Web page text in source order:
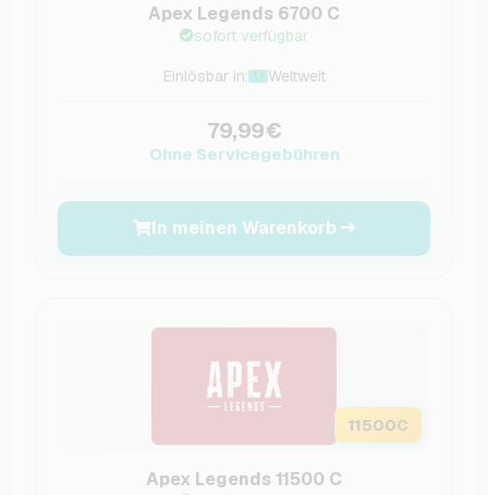
Apex Legends 6700 C
sofort verfügbar
Einlösbar in: Weltweit
79,99€
Ohne Servicegebühren
In meinen Warenkorb
11500C
Apex Legends 11500 C